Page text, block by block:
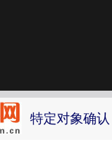
特定对象确认